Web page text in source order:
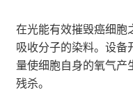
在光能有效摧毁癌细胞
吸收分子的染料。设备
量使细胞自身的氧气产
残杀。